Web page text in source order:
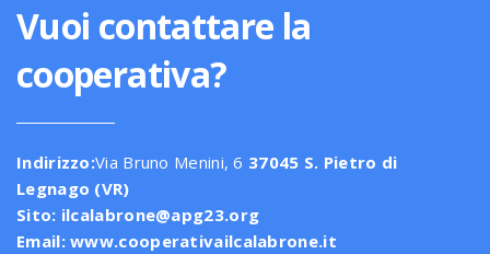
Vuoi contattare la
cooperativa?
Indirizzo:Via Bruno Menini, 6 37045 S. Pietro di
Legnago (VR)
Sito: ilcalabrone@apg23.org
Email:www.cooperativailcalabrone.it